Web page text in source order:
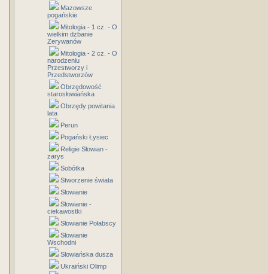
Mazowsze
pogańskie
Mitologia - 1 cz. - O
wielkim dzbanie
Zerywanów
Mitologia - 2 cz. - O
narodzeniu
Przestworzy i
Przedstworzów
Obrzędowość
starosłowiańska
Obrzędy powitania
lata
Perun
Pogański Łysiec
Religie Słowian -
zarys
Sobótka
Stworzenie świata
Słowianie
Słowianie -
ciekawostki
Słowianie Połabscy
Słowianie
Wschodni
Słowiańska dusza
Ukraiński Olimp